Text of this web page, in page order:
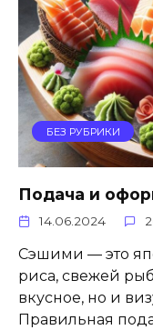
БЕЗ РУБРИКИ
Подача и
14.06.2024
Сэшими — это
риса, свежей
вкусное, но и
Правильная